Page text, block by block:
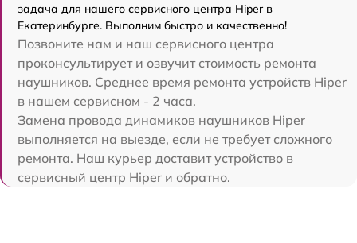
задача для нашего сервисного центра Hiper в
Екатеринбурге. Выполним быстро и качественно!
Позвоните нам и наш сервисного центра
проконсультирует и озвучит стоимость ремонта
наушников. Среднее время ремонта устройств Hiper
в нашем сервисном - 2 часа.
Замена провода динамиков наушников Hiper
выполняется на выезде, если не требует сложного
ремонта. Наш курьер доставит устройство в
сервисный центр Hiper и обратно.